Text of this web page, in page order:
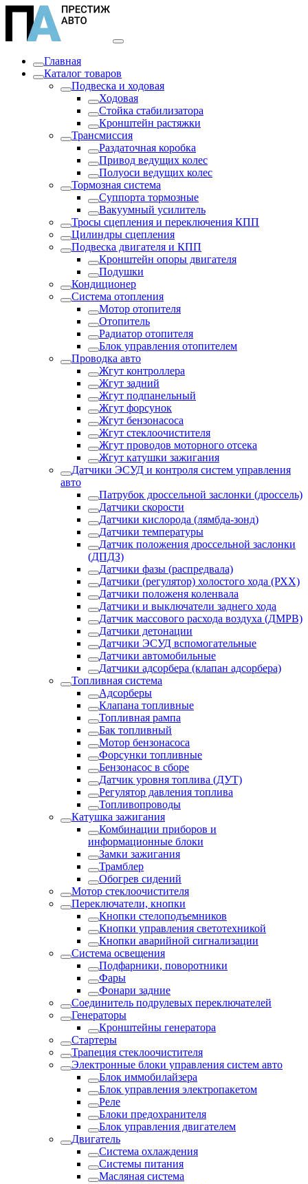
Главная
Каталог товаров
Подвеска и ходовая
Ходовая
Стойка стабилизатора
Кронштейн растяжки
Трансмиссия
Раздаточная коробка
Привод ведущих колес
Полуоси ведущих колес
Тормозная система
Суппорта тормозные
Вакуумный усилитель
Тросы сцепления и переключения КПП
Цилиндры сцепления
Подвеска двигателя и КПП
Кронштейн опоры двигателя
Подушки
Кондиционер
Система отопления
Мотор отопителя
Отопитель
Радиатор отопителя
Блок управления отопителем
Проводка авто
Жгут контроллера
Жгут задний
Жгут подпанельный
Жгут форсунок
Жгут бензонасоса
Жгут стеклоочистителя
Жгут проводов моторного отсека
Жгут катушки зажигания
Датчики ЭСУД и контроля систем управления
авто
Патрубок дроссельной заслонки (дроссель)
Датчики скорости
Датчики кислорода (лямбда-зонд)
Датчики температуры
Датчик положения дроссельной заслонки
(ДПДЗ)
Датчики фазы (распредвала)
Датчики (регулятор) холостого хода (РХХ)
Датчики положеня коленвала
Датчики и выключатели заднего хода
Датчик массового расхода воздуха (ДМРВ)
Датчики детонации
Датчики ЭСУД вспомогательные
Датчики автомобильные
Датчики адсорбера (клапан адсорбера)
Топливная система
Адсорберы
Клапана топливные
Топливная рампа
Бак топливный
Мотор бензонасоса
Форсунки топливные
Бензонасос в сборе
Датчик уровня топлива (ДУТ)
Регулятор давления топлива
Топливопроводы
Катушка зажигания
Комбинации приборов и
информационные блоки
Замки зажигания
Трамблер
Обогрев сидений
Мотор стеклоочистителя
Переключатели, кнопки
Кнопки стелоподъемников
Кнопки управления светотехникой
Кнопки аварийной сигнализации
Система освещения
Подфарники, поворотники
Фары
Фонари задние
Соединитель подрулевых переключателей
Генераторы
Кронштейны генератора
Стартеры
Трапеция стеклоочистителя
Электронные блоки управления систем авто
Блок иммобилайзера
Блок управления электропакетом
Реле
Блоки предохранителя
Блок управления двигателем
Двигатель
Система охлаждения
Системы питания
Масляная система